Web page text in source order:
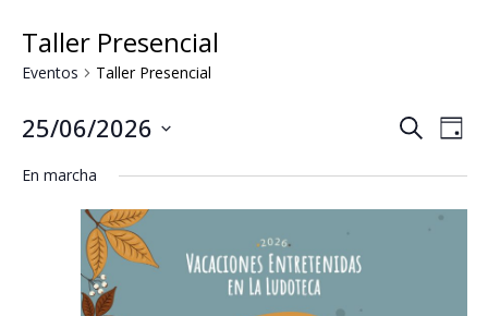
Taller Presencial
Eventos Taller Presencial
de
Buscar
de
Día
25/06/2026
fecha.
En marcha